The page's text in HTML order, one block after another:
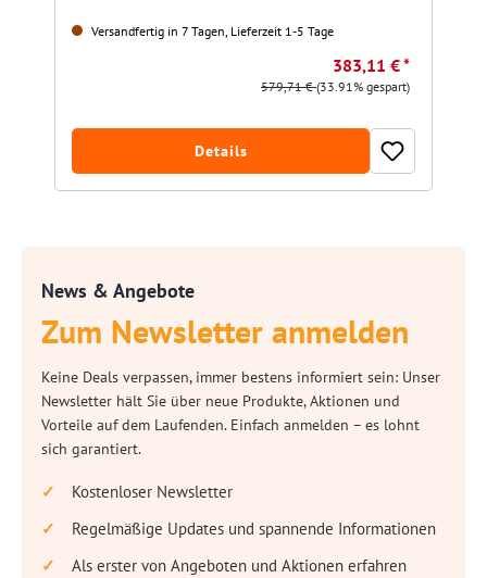
Versandfertig in 7 Tagen, Lieferzeit 1-5 Tage
383,11 € *
579,71 €(33.91% gespart)
Details
News & Angebote
Zum Newsletter anmelden
Keine Deals verpassen, immer bestens informiert sein: Unser
Newsletter hält Sie über neue Produkte, Aktionen und
Vorteile auf dem Laufenden. Einfach anmelden – es lohnt
sich garantiert.
Kostenloser Newsletter
Regelmäßige Updates und spannende Informationen
Als erster von Angeboten und Aktionen erfahren